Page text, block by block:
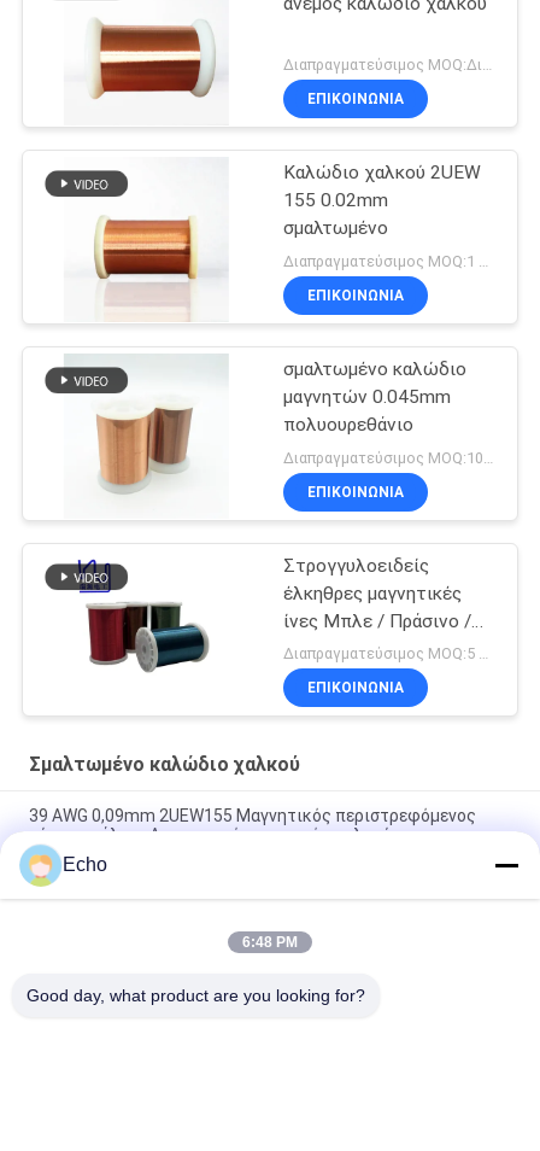
Διαπραγματεύσιμος MOQ:Διαφορετικοί τύποι με το differet MOQ
ΕΠΙΚΟΙΝΩΝΙΑ
Καλώδιο χαλκού 2UEW
155 0.02mm
σμαλτωμένο
ΕΠΙΚΟΙΝΩΝΙΑ
σμαλτωμένο καλώδιο
μαγνητών 0.045mm
πολυουρεθάνιο
ΕΠΙΚΟΙΝΩΝΙΑ
Στρογγυλοειδείς
έλκηθρες μαγνητικές
ίνες Μπλε / Πράσινο /
Κόκκινο / Καφέ χρώμα Διαπραγματεύσιμος MOQ:5 κιλά
ΕΠΙΚΟΙΝΩΝΙΑ
Σμαλτωμένο καλώδιο χαλκού
39 AWG 0,09mm 2UEW155 Μαγνητικός περιστρεφόμενος
σύρμα σμάλτου Απομονωμένος αγωγός χαλκού
ντυμένο καλώδιο χαλκού 0.011mm 2UEW155 σμάλτο για το
τύλιγμα μηχανών
Ruiyuan Super Thin Winding Coils Εναλισμένο Χαλκό Wire
Echo
6:48 PM
Good day, what product are you looking for?